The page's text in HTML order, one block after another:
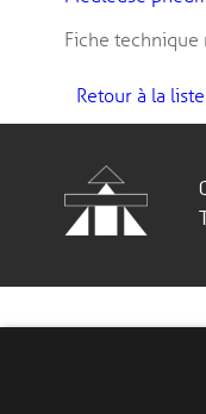
Fiche technique
Retour à la liste